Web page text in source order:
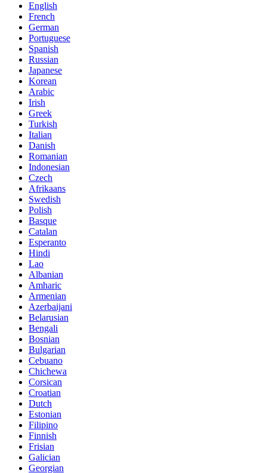
English
French
German
Portuguese
Spanish
Russian
Japanese
Korean
Arabic
Irish
Greek
Turkish
Italian
Danish
Romanian
Indonesian
Czech
Afrikaans
Swedish
Polish
Basque
Catalan
Esperanto
Hindi
Lao
Albanian
Amharic
Armenian
Azerbaijani
Belarusian
Bengali
Bosnian
Bulgarian
Cebuano
Chichewa
Corsican
Croatian
Dutch
Estonian
Filipino
Finnish
Frisian
Galician
Georgian